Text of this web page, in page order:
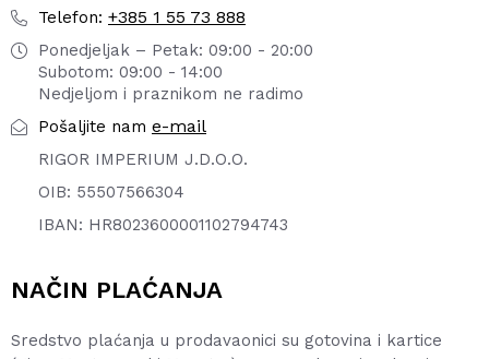
Telefon: +385 1 55 73 888
Ponedjeljak – Petak: 09:00 - 20:00
Subotom: 09:00 - 14:00
Nedjeljom i praznikom ne radimo
Pošaljite nam e-mail
RIGOR IMPERIUM J.D.O.O.
OIB: 55507566304
IBAN: HR8023600001102794743
NAČIN PLAĆANJA
Sredstvo plaćanja u prodavaonici su gotovina i kartice